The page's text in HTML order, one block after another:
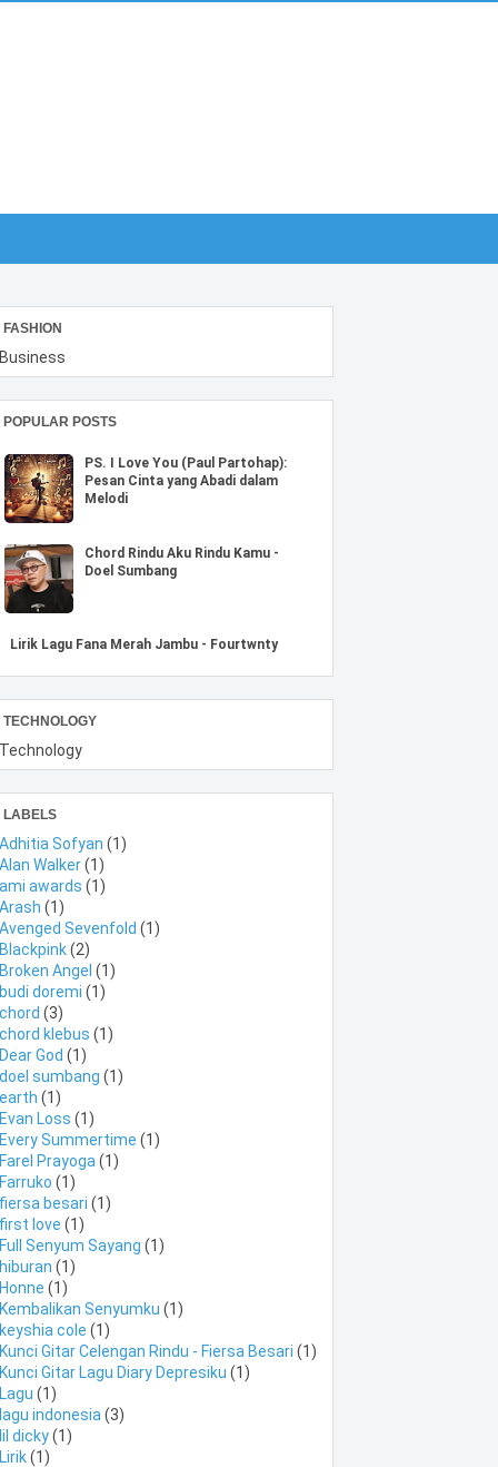
FASHION
POPULAR POSTS
PS. I Love You (Paul Partohap):
Pesan Cinta yang Abadi dalam
Melodi
Chord Rindu Aku Rindu Kamu -
Doel Sumbang
Lirik Lagu Fana Merah Jambu - Fourtwnty
TECHNOLOGY
LABELS
Sofyan (1)
Walker (1)
awards (1)
(1)
Sevenfold (1)
(2)
Angel (1)
doremi (1)
(3)
klebus (1)
God (1)
sumbang (1)
(1)
Loss (1)
Summertime (1)
Prayoga (1)
(1)
besari (1)
love (1)
Senyum Sayang (1)
(1)
(1)
Senyumku (1)
cole (1)
Gitar Celengan Rindu - Fiersa Besari (1)
Gitar Lagu Diary Depresiku (1)
(1)
indonesia (3)
dicky (1)
(1)